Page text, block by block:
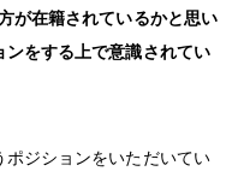
が在籍されているかと思い
をする上で意識されてい
ジションをいただいてい